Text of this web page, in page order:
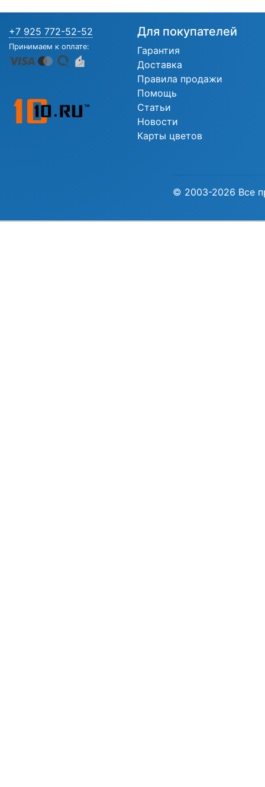
+7 925 772-52-52
Принимаем к оплате:
Для покупателей
Гарантия
Доставка
Правила продажи
Помощь
Статьи
Новости
Карты цветов
© 2003-2026 Все